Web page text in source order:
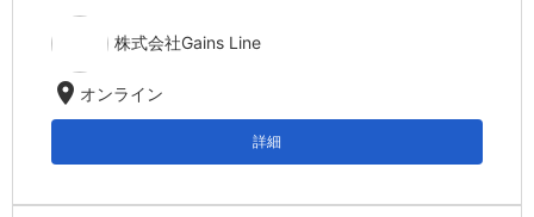
株式会社Gains Line
location_on オンライン
詳細